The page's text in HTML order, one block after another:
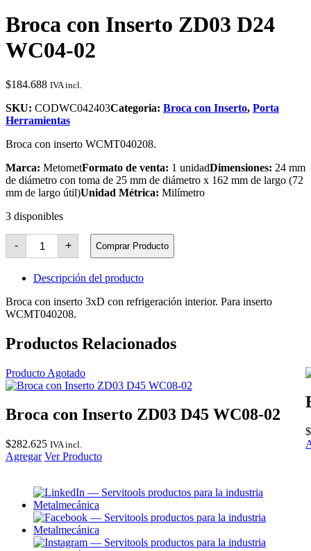
Broca con Inserto ZD03 D24
WC04-02
$184.688 IVA incl.
SKU: CODWC042403Categoria: Broca con Inserto, Porta
Herramientas
Broca con inserto WCMT040208.
Marca: MetometFormato de venta: 1 unidadDimensiones: 24 mm
de diámetro con toma de 25 mm de diámetro x 162 mm de largo (72
mm de largo útil)Unidad Métrica: Milímetro
3 disponibles
-
Broca
con
Inserto
ZD03
D24
02
cantidad
+ Comprar Producto
Descripción del producto
Broca con inserto 3xD con refrigeración interior. Para inserto
WCMT040208.
Productos Relacionados
Producto Agotado
Broca con Inserto ZD03 D45 WC08-02
$282.625 IVA incl.
Agregar Ver Producto
$